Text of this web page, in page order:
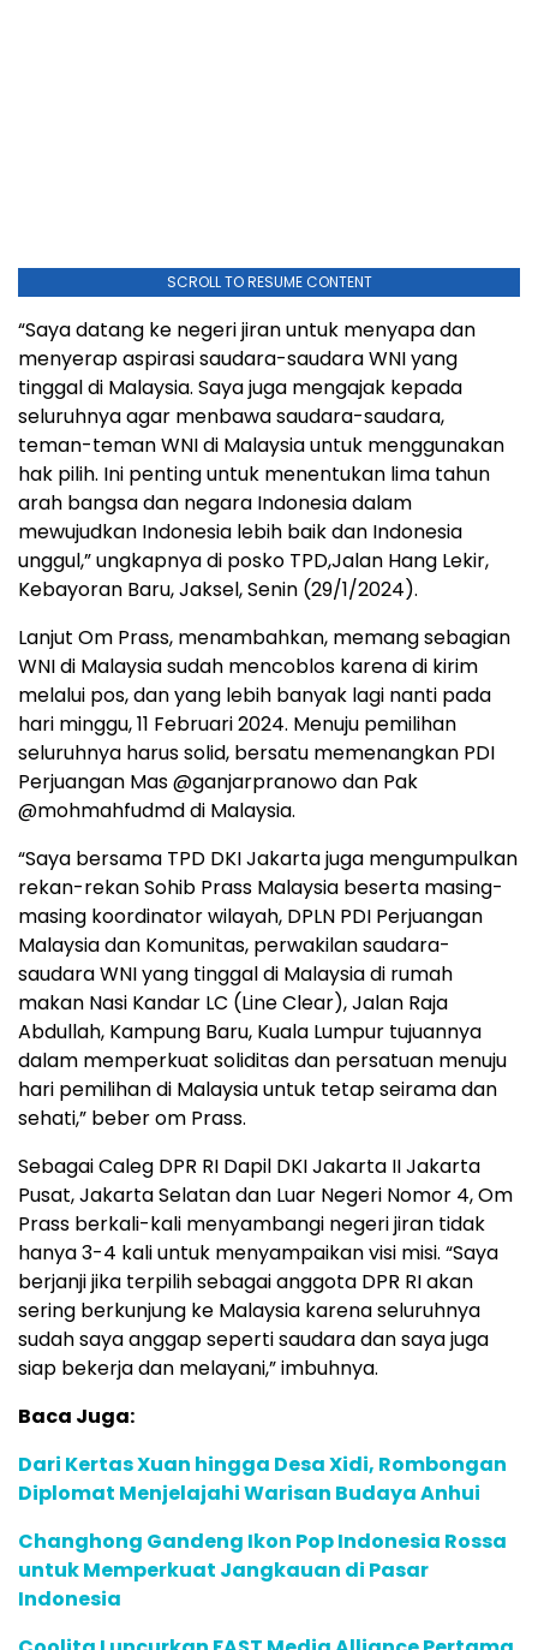
SCROLL TO RESUME CONTENT
“Saya datang ke negeri jiran untuk menyapa dan
menyerap aspirasi saudara-saudara WNI yang
tinggal di Malaysia. Saya juga mengajak kepada
seluruhnya agar menbawa saudara-saudara,
teman-teman WNI di Malaysia untuk menggunakan
hak pilih. Ini penting untuk menentukan lima tahun
arah bangsa dan negara Indonesia dalam
mewujudkan Indonesia lebih baik dan Indonesia
unggul,” ungkapnya di posko TPD,Jalan Hang Lekir,
Kebayoran Baru, Jaksel, Senin (29/1/2024).
Lanjut Om Prass, menambahkan, memang sebagian
WNI di Malaysia sudah mencoblos karena di kirim
melalui pos, dan yang lebih banyak lagi nanti pada
hari minggu, 11 Februari 2024. Menuju pemilihan
seluruhnya harus solid, bersatu memenangkan PDI
Perjuangan Mas @ganjarpranowo dan Pak
@mohmahfudmd di Malaysia.
“Saya bersama TPD DKI Jakarta juga mengumpulkan
rekan-rekan Sohib Prass Malaysia beserta masing-
masing koordinator wilayah, DPLN PDI Perjuangan
Malaysia dan Komunitas, perwakilan saudara-
saudara WNI yang tinggal di Malaysia di rumah
makan Nasi Kandar LC (Line Clear), Jalan Raja
Abdullah, Kampung Baru, Kuala Lumpur tujuannya
dalam memperkuat soliditas dan persatuan menuju
hari pemilihan di Malaysia untuk tetap seirama dan
sehati,” beber om Prass.
Sebagai Caleg DPR RI Dapil DKI Jakarta II Jakarta
Pusat, Jakarta Selatan dan Luar Negeri Nomor 4, Om
Prass berkali-kali menyambangi negeri jiran tidak
hanya 3-4 kali untuk menyampaikan visi misi. “Saya
berjanji jika terpilih sebagai anggota DPR RI akan
sering berkunjung ke Malaysia karena seluruhnya
sudah saya anggap seperti saudara dan saya juga
siap bekerja dan melayani,” imbuhnya.
Baca Juga:
Dari Kertas Xuan hingga Desa Xidi, Rombongan
Diplomat Menjelajahi Warisan Budaya Anhui
Changhong Gandeng Ikon Pop Indonesia Rossa
untuk Memperkuat Jangkauan di Pasar
Indonesia